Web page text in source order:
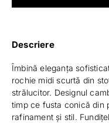
Descriere
Îmbină eleganța
rochie midi scurtă din
strălucitor. Designul
timp ce fusta conică din
rafinament și stil.